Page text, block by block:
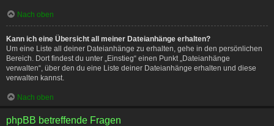
Nach oben
Kann ich eine Übersicht all meiner Dateianhänge erhalten?
Um eine Liste all deiner Dateianhänge zu erhalten, gehe in den persönlichen
Bereich. Dort findest du unter „Einstieg“ einen Punkt „Dateianhänge
verwalten“, über den du eine Liste deiner Dateianhänge erhalten und diese
verwalten kannst.
Nach oben
phpBB betreffende Fragen